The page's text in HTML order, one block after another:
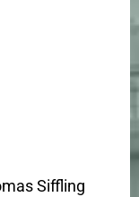
Siffling